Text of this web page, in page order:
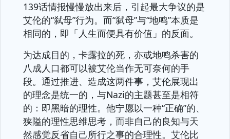
139话情报慢慢放出来后，引起最大争议的是
艾伦的“弑母”行为。而“弑母”与“地鸣”本质是
相同的，即「人生而便具有价值」的反面。
为达成目的，卡露拉的死，亦或地鸣杀害的
八成人口都可以被艾伦当作无可奈何的手
段。通过推进、造成这两件事，艾伦展现出
的理念是统一的，与Nazi的主题甚至是相符
的：即黑暗的理性。他宁愿以一种“正确”的、
狭隘的理性思维思考，而非自己的良知与天
然感觉反省自己所行之事的合理性。艾伦比